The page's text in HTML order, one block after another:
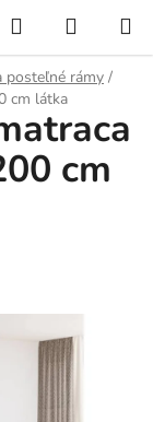
Hľadať
KOŠÍK
posteľné rámy /
cm látka
cm